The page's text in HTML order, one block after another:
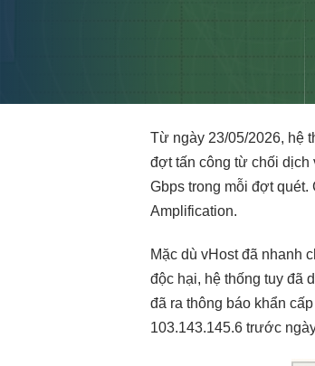
Từ ngày 23/05/2026, hệ
đợt tấn công từ chối
Gbps trong mỗi đợt
Amplification.
Mặc dù vHost đã nhanh
độc hại, hệ thống tuy đã
đã ra thông báo khẩn
103.143.145.6 trước